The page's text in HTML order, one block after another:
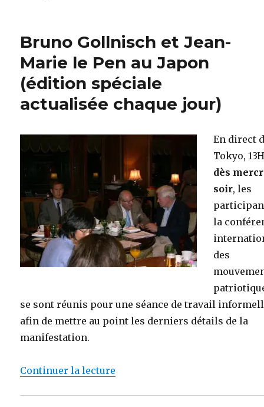
Bruno Gollnisch et Jean-
Marie le Pen au Japon
(édition spéciale
actualisée chaque jour)
En direct
Tokyo,
dès
soir, les
la
des
se sont réunis pour une séance de travail
afin de mettre au point les derniers détails de la
manifestation.
Continuer la lecture